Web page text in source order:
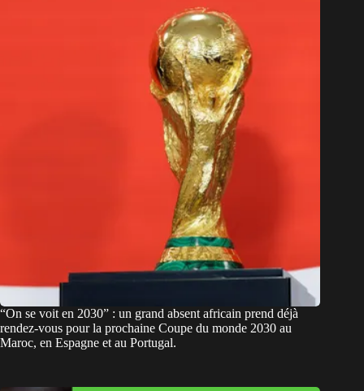
“On se voit en 2030” : un grand absent africain prend déjà
rendez-vous pour la prochaine Coupe du monde 2030 au
Maroc, en Espagne et au Portugal.